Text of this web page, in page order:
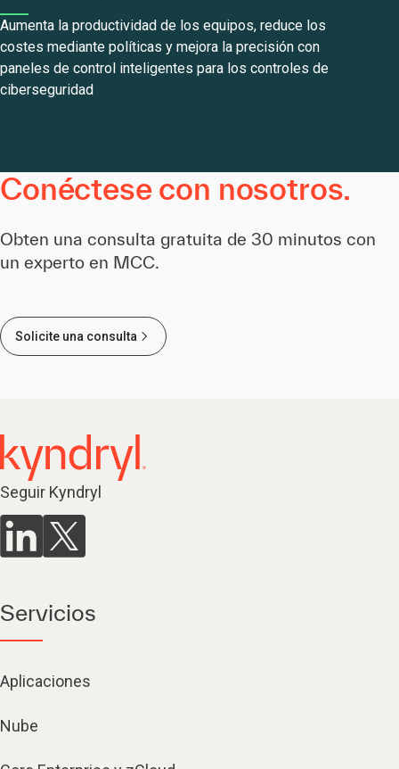
Aumenta la productividad de los equipos, reduce los
costes mediante políticas y mejora la precisión con
paneles de control inteligentes para los controles de
ciberseguridad
Conéctese con nosotros.
Obten una consulta gratuita de 30 minutos con
un experto en MCC.
Solicite una consulta
Seguir Kyndryl
Servicios
Aplicaciones
Nube